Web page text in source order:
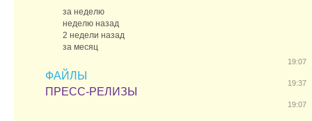
за неделю
неделю назад
2 недели назад
за месяц
ФАЙЛЫ
ПРЕСС-РЕЛИЗЫ
19:07
19:37
19:07